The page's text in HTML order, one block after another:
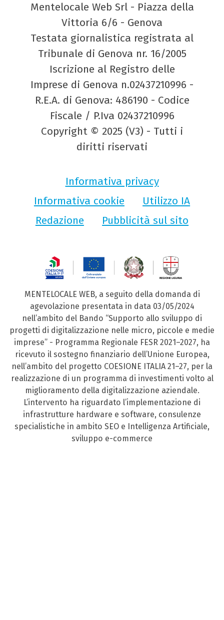
Mentelocale Web Srl - Piazza della
Vittoria 6/6 - Genova
Testata giornalistica registrata al
Tribunale di Genova nr. 16/2005
Iscrizione al Registro delle
Imprese di Genova n.02437210996 -
R.E.A. di Genova: 486190 - Codice
Fiscale / P.Iva 02437210996
Copyright © 2025 (V3) - Tutti i
diritti riservati
Informativa privacy
Informativa cookie
Utilizzo IA
Redazione
Pubblicità sul sito
MENTELOCALE WEB, a seguito della domanda di
agevolazione presentata in data 03/05/2024
nell’ambito del Bando “Supporto allo sviluppo di
progetti di digitalizzazione nelle micro, piccole e medie
imprese” - Programma Regionale FESR 2021–2027, ha
ricevuto il sostegno finanziario dell’Unione Europea,
nell’ambito del progetto COESIONE ITALIA 21–27, per la
realizzazione di un programma di investimenti volto al
miglioramento della digitalizzazione aziendale.
L’intervento ha riguardato l’implementazione di
infrastrutture hardware e software, consulenze
specialistiche in ambito SEO e Intelligenza Artificiale,
sviluppo e-commerce